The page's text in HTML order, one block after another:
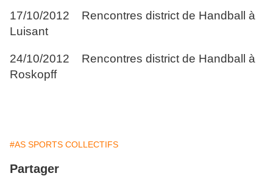
17/10/2012 Rencontres district de Handball à
Luisant
24/10/2012 Rencontres district de Handball à
Roskopff
#AS SPORTS COLLECTIFS
Partager